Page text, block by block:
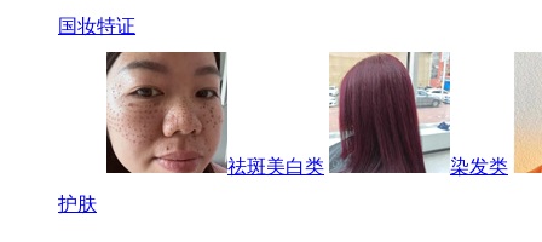
国妆特证
祛斑美白类
染发类
护肤